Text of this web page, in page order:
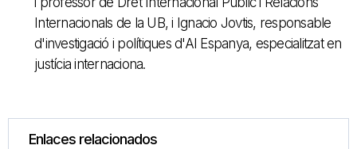
Internacionals de la UB, i Ignacio Jovtis, responsable
d'investigació i polítiques d'AI Espanya, especialitzat en
justícia internaciona.
Enlaces relacionados